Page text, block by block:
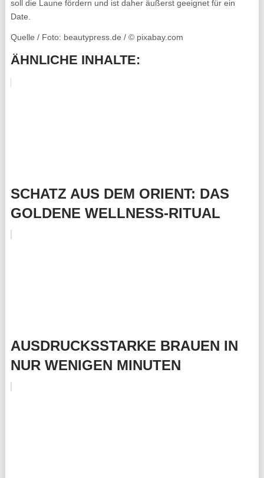
soll die Laune fördern und ist daher äußerst geeignet für ein
Date.
Quelle / Foto: beautypress.de / © pixabay.com
ÄHNLICHE INHALTE:
SCHATZ AUS DEM ORIENT: DAS
GOLDENE WELLNESS-RITUAL
AUSDRUCKSSTARKE BRAUEN IN
NUR WENIGEN MINUTEN